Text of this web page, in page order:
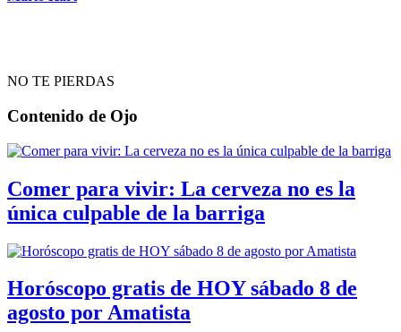
NO TE PIERDAS
Contenido de Ojo
Comer para vivir: La cerveza no es la
única culpable de la barriga
Horóscopo gratis de HOY sábado 8 de
agosto por Amatista